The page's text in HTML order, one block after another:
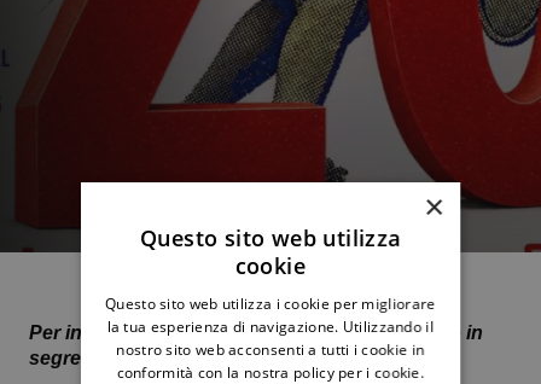
Per info e ritiro biglietti, rivolgersi in portineria o in
segreteria.
×
Questo sito web utilizza
cookie
Questo sito web utilizza i cookie per migliorare
la tua esperienza di navigazione. Utilizzando il
nostro sito web acconsenti a tutti i cookie in
conformità con la nostra policy per i cookie.